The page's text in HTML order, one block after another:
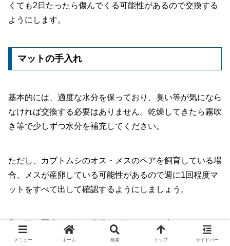
くても2日たったら傷んでくる可能性があるので交換する
ようにします。
マットの手入れ
基本的には、適度な水分を保っており、臭い等が気になら
なければ交換する必要はありません。乾燥してきたら霧吹
き等で少しずつ水分を補充してください。
ただし、カブトムシのオス・メスのペアを飼育している場
合、メスが産卵している可能性があるので週に1回程度マ
ットをすべて出して確認するようにしましょう。
卵は下の写真のような直径2～3ミリほどの白いものなの
で、マットを出して平らなところに広げればすぐに分かり
メニュー ホーム 検索 トップ サイドバー